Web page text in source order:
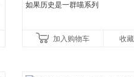
如果历史是一群喵系列
加入购物车 收藏